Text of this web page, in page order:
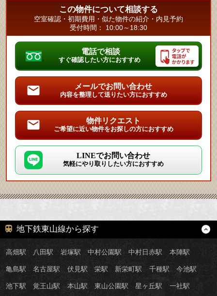
この物件について相談する
空室確認・初期費用・似た物件の紹介・内見予約
受付時間： 10:00～18:30
電話で相談
すぐ確認したい方におすすめ
メールでお問い合わせ
内容を整理して送りたい方におすすめ
物件リクエスト
ご希望に近い物件をお探しの方におすすめ
LINEでお問い合わせ
気軽にやり取りしたい方におすすめ
地下鉄東山線から探す
高畑駅 八田駅 岩塚駅 中村公園駅 中村日赤駅 本陣駅
亀島駅 名古屋駅 伏見駅 栄駅 新栄町駅 千種駅 今池駅
池下駅 覚王山駅 本山駅 東山公園駅 星ヶ丘駅 一社駅